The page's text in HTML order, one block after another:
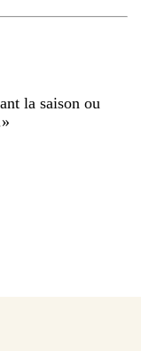
la saison ou
»